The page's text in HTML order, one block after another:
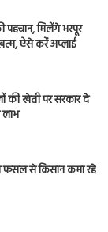
पहचान, मिलेंगे भरपूर
ऐसे करें अप्लाई
की खेती पर सरकार दे
फसल से किसान कमा रहे